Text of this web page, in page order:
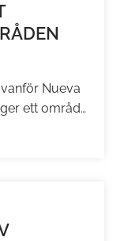
Nueva
ett område
Valley i
Ett […]